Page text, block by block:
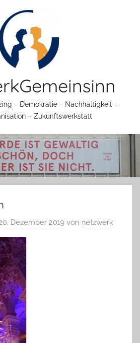
– Demokratie – Nachhaltigkeit –
– Zukunftswerkstatt
Dezember 2019 von netzwerk